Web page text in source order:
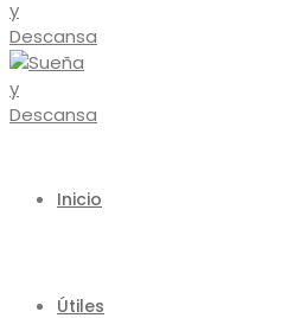
Inicio
Útiles